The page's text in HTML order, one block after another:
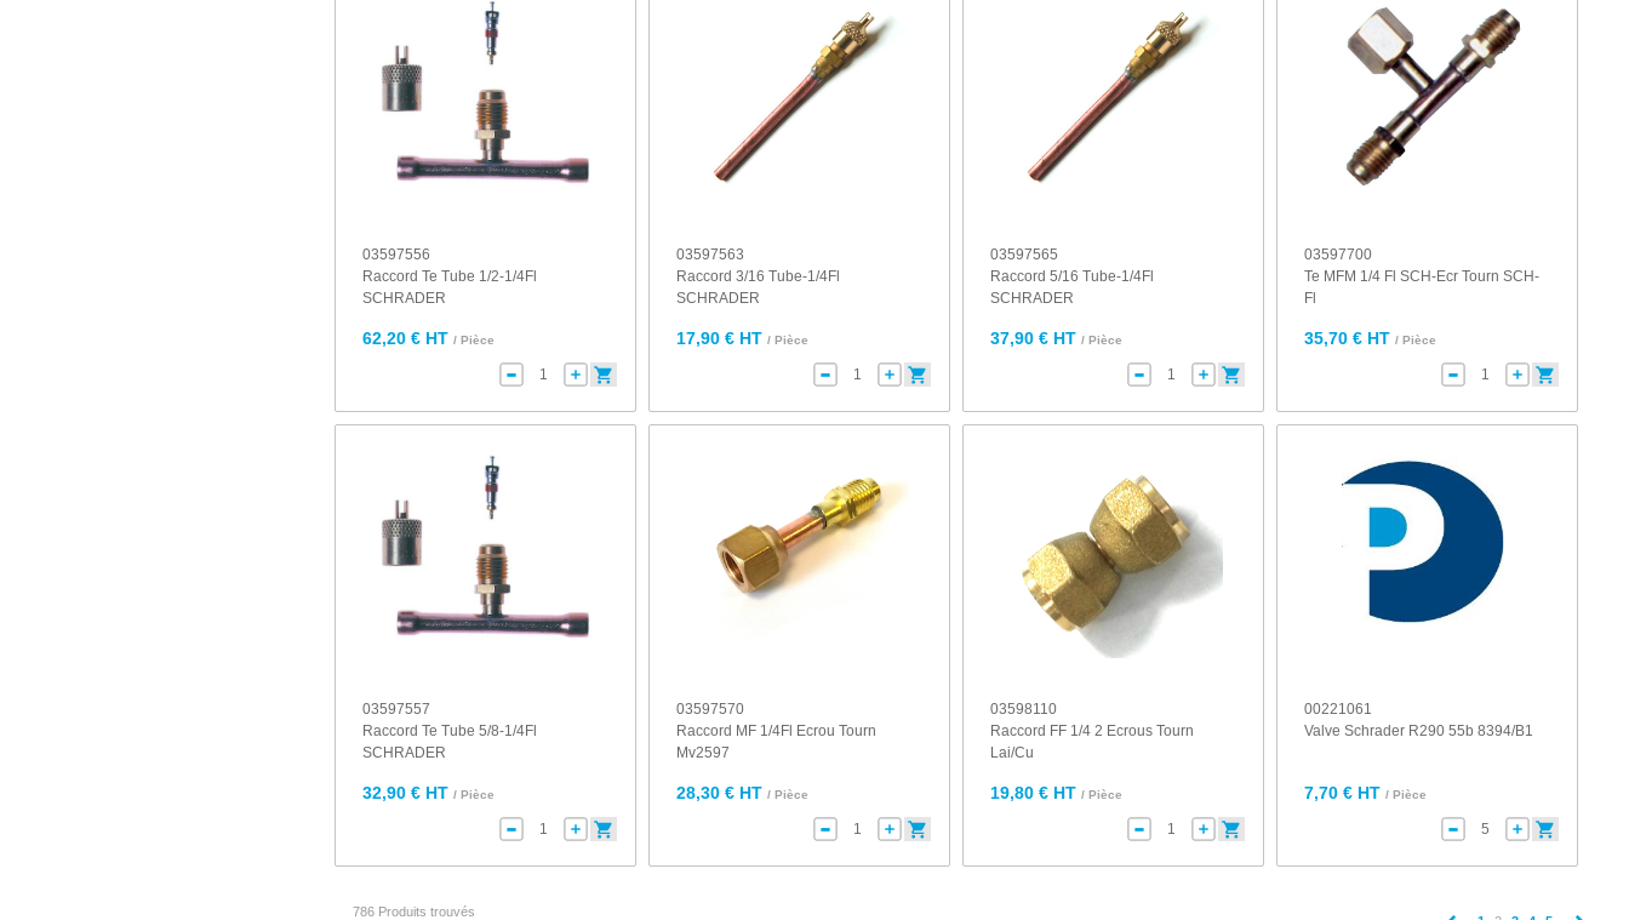
03597556
Raccord Te Tube 1/2-1/4Fl
SCHRADER
62,20 € HT / Pièce
03597563
Raccord 3/16 Tube-1/4Fl
SCHRADER
17,90 € HT / Pièce
03597565
Raccord 5/16 Tube-1/4Fl
SCHRADER
37,90 € HT / Pièce
03597700
Te MFM 1/4 Fl SCH-Ecr Tourn SCH-
Fl
35,70 € HT / Pièce
03597557
Raccord Te Tube 5/8-1/4Fl
SCHRADER
32,90 € HT / Pièce
03597570
Raccord MF 1/4Fl Ecrou Tourn
Mv2597
28,30 € HT / Pièce
03598110
Raccord FF 1/4 2 Ecrous Tourn
Lai/Cu
19,80 € HT / Pièce
00221061
Valve Schrader R290 55b 8394/B1
7,70 € HT / Pièce
786 Produits trouvés